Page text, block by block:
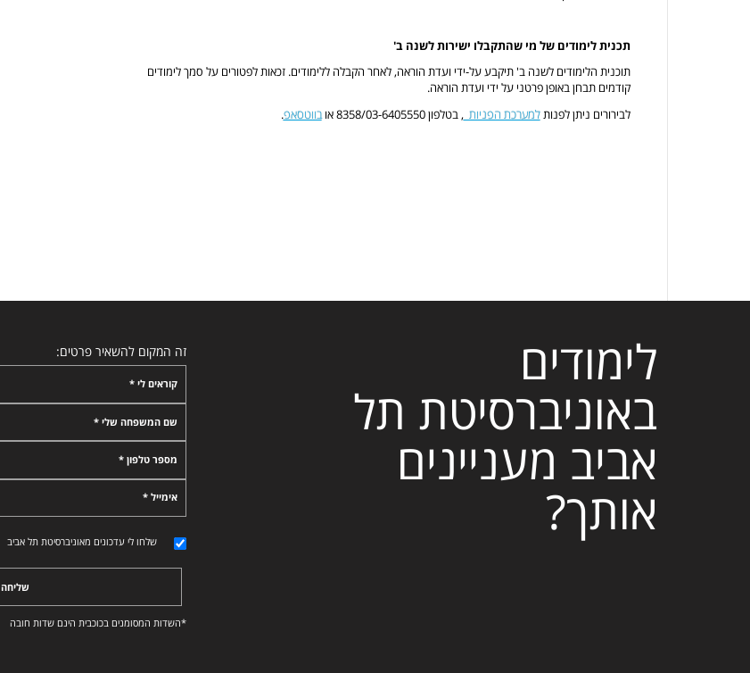
תכנית לימודים של מי שהתקבלו ישירות לשנה ב'
תוכנית הלימודים לשנה ב' תיקבע על-ידי ועדת הוראה, לאחר הקבלה ללימודים. זכאות לפטורים על סמך לימודים
קודמים תבחן באופן פרטני על ידי ועדת הוראה.
לבירורים ניתן לפנותלמערכת הפניות, בטלפון 8358/03-6405550 או בווטסאפ.
לימודים
באוניברסיטת תל
אביב מעניינים
אותך?
זה המקום להשאיר פרטים:
קוראים לי *
שם המשפחה שלי *
מספר טלפון *
אימייל *
שלחו לי עדכונים מאוניברסיטת תל אביב
שליחה
*השדות המסומנים בכוכבית הינם שדות חובה